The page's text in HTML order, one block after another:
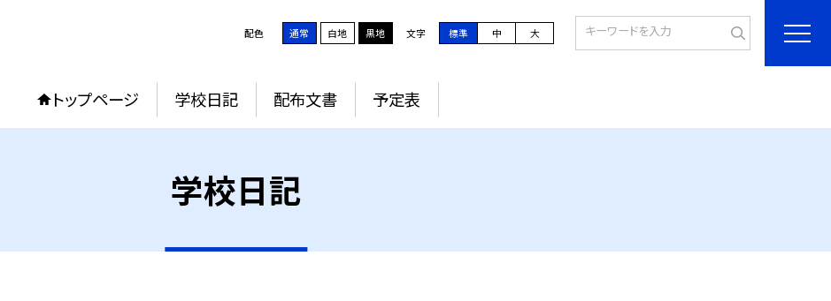
配色 通常 白地 黒地 文字 標準 中 大
トップページ 学校日記 配布文書 予定表
学校日記